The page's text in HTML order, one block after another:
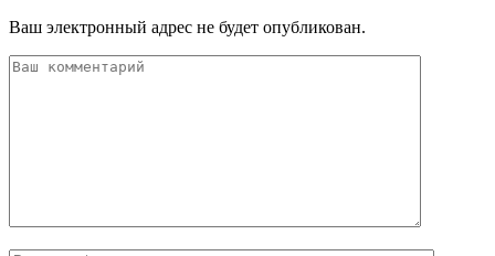
Ваш электронный адрес не будет опубликован.